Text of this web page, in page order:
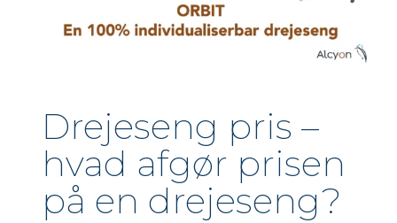
Drejeseng pris –
hvad afgør prisen
på en drejeseng?